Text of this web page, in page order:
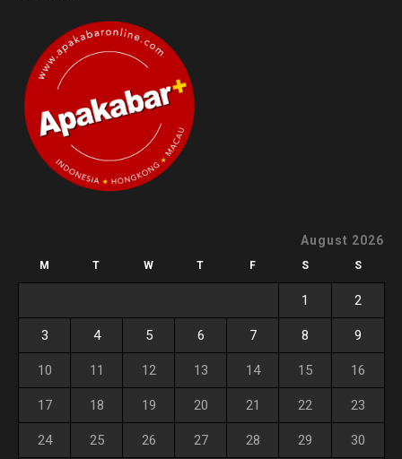
August 2026
M T W T F S S
1 2
3 4 5 6 7 8 9
10 11 12 13 14 15 16
17 18 19 20 21 22 23
24 25 26 27 28 29 30